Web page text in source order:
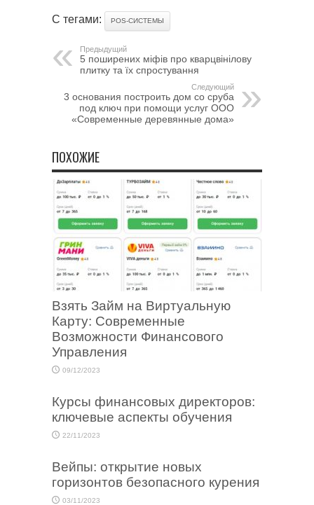
С тегами: POS-СИСТЕМЫ
Предыдущий
5 поширених міфів про кварцвінілову
плитку та їх спростування
Следующий
3 основания построить дом со сруба
под ключ при помощи услуг ООО
«Современные деревянные дома»
ПОХОЖИЕ
Взять Займ на Виртуальную
Карту: Современные
Возможности Финансового
Управления
09/12/2023
Курсы финансовых директоров:
ключевые аспекты обучения
22/11/2023
Вейпы: открытие новых
горизонтов безопасного курения
03/11/2023